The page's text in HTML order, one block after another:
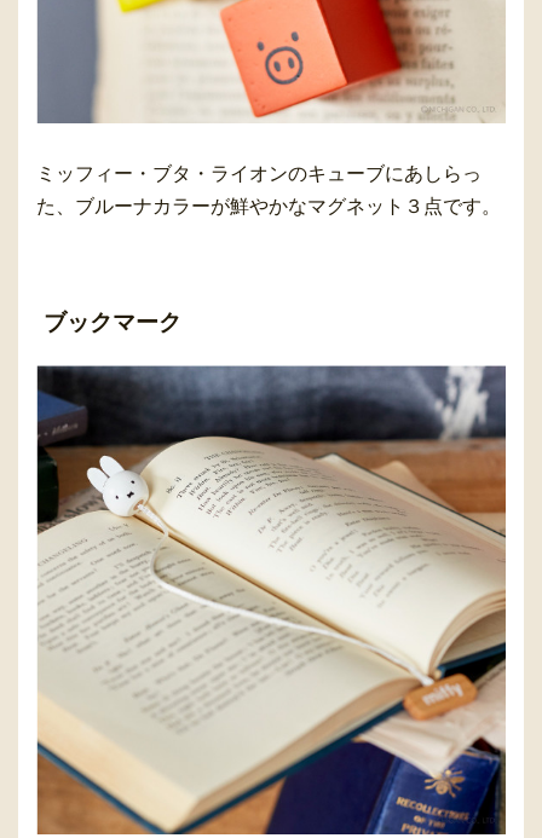
ミッフィー・ブタ・ライオンのキューブにあしらっ
た、ブルーナカラーが鮮やかなマグネット３点です。
ブックマーク